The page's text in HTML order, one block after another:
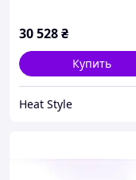
30 528₴
Купить
Heat Style